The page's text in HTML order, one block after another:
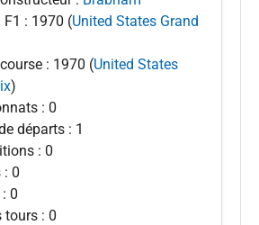
F1 : 1970 (United States Grand
: 1970 (United States
)
: 0
départs : 1
: 0
: 0
0
tours : 0